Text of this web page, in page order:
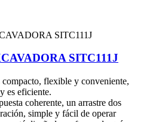
SITC111J
compacto, flexible y conveniente,
es eficiente.
coherente, un arrastre dos
simple y fácil de operar